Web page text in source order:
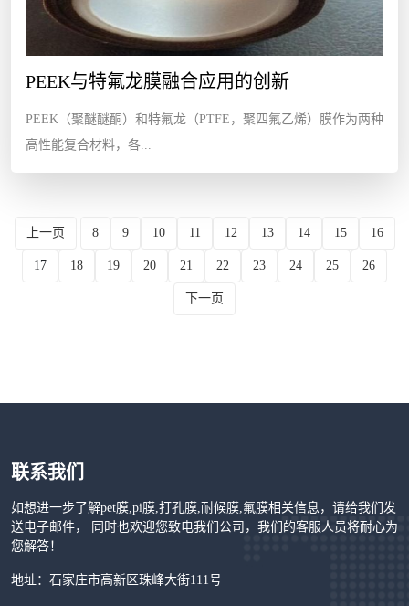
PEEK与特氟龙膜融合应用的创新
PEEK（聚醚醚酮）和特氟龙（PTFE，聚四氟乙烯）膜作为两种
高性能复合材料，各...
上一页 8 9 10 11 12 13 14 15 16
17 18 19 20 21 22 23 24 25 26
下一页
联系我们
如想进一步了解pet膜,pi膜,打孔膜,耐候膜,氟膜相关信息，请给我们发
送电子邮件， 同时也欢迎您致电我们公司，我们的客服人员将耐心为
您解答！
地址：石家庄市高新区珠峰大街111号